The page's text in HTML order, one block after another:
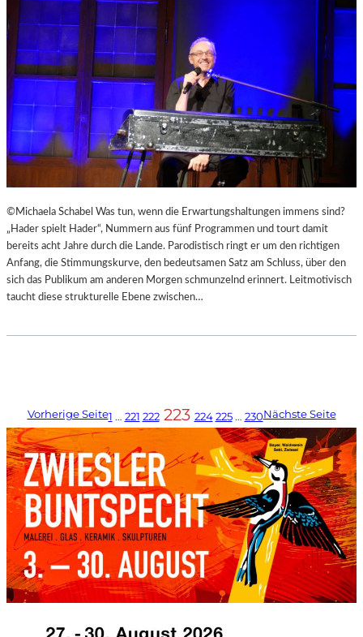
©Michaela Schabel Was tun, wenn die Erwartungshaltungen immens sind?
„Hader spielt Hader“, Nummern aus fünf Programmen und tourt damit
bereits acht Jahre durch die Lande. Parodistisch ringt er um den richtigen
Anfang, die Stimmungskurve, den bedeutsamen Satz am Schluss, über den
sich das Publikum am anderen Morgen schmunzelnd erinnert. Leitmotivisch
taucht diese strukturelle Ebene zwischen…
Vorherige Seite1 … 221 222 223 224 225 … 230Nächste Seite